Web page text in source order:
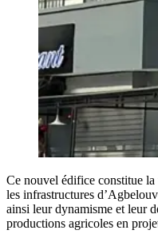
Ce nouvel édifice constitue
les infrastructures
ainsi leur dynamisme et leur
productions agricoles en